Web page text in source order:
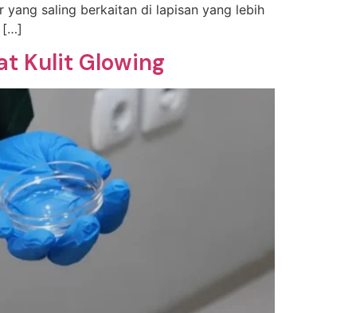
saling berkaitan di lapisan yang lebih
[…]
Kulit Glowing